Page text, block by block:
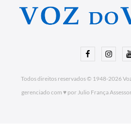
FacebookInstagram
Todos direitos reservados © 1948-2026
gerenciado com ♥ por Julio França